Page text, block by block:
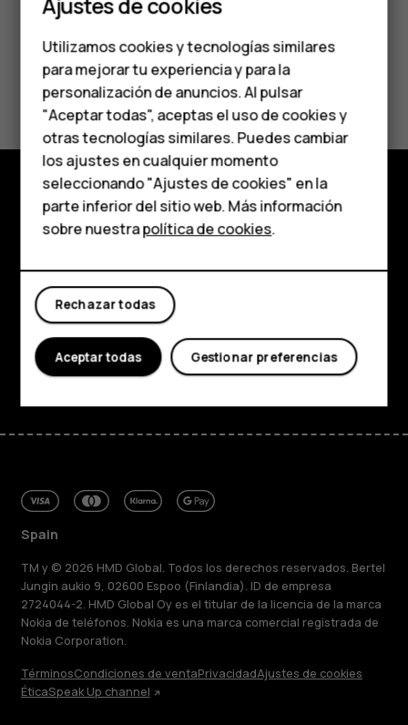
Teléfonos para
personas mayores
Accesorios
HMD Terra M
Para empresas
Tabletas
Tienda
Mi cuenta
¿Te ha parecido útil?
Sí No
Tienda
Planet and people
Asistencia
FacebookInstagram
TiktokYoutubeLinkedinDiscord
Spain
TM y © 2026 HMD Global. Todos los derechos reservados. Bertel
Jungin aukio 9, 02600 Espoo (Finlandia). ID de empresa
2724044-2. HMD Global Oy es el titular de la licencia de la marca
Nokia de teléfonos. Nokia es una marca comercial registrada de
Nokia Corporation.
TérminosCondiciones de ventaPrivacidadAjustes de cookies
ÉticaSpeak Up channel
Utilizamos cookies y tecnologías similares
para mejorar tu experiencia y para la
personalización de anuncios. Al pulsar
"Aceptar todas", aceptas el uso de cookies y
otras tecnologías similares. Puedes cambiar
los ajustes en cualquier momento
seleccionando "Ajustes de cookies" en la
parte inferior del sitio web. Más información
sobre nuestrapolítica de cookies.
Rechazar todas
Gestionar preferencias
Aceptar todas